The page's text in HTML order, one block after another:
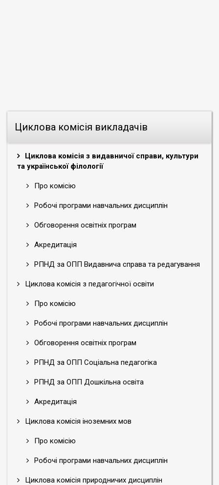
Циклова комісія викладачів
Циклова комісія з видавничої справи, культури
та української філології
Про комісію
Робочі програми навчальних дисциплін
Обговорення освітніх програм
Акредитація
РПНД за ОПП Видавнича справа та редагування
Циклова комісія з педагогічної освіти
Про комісію
Робочі програми навчальних дисциплін
Обговорення освітніх програм
РПНД за ОПП Соціальна педагогіка
РПНД за ОПП Дошкільна освіта
Акредитація
Циклова комісія іноземних мов
Про комісію
Робочі програми навчальних дисциплін
Циклова комісія природничих дисциплін
корпоративної
взаємодії
бібліотек
цифровому
медіасвіті,
управління
сучасних
установ
умовах
гострої
формування
стратегії
впровадження
бібліотечну
вироблення
електронних
інформаційних
покликаних
забезпечувати
стрімко
зростаючі